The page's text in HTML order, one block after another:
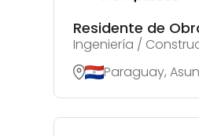
Residente de
Ingeniería /
Paraguay,